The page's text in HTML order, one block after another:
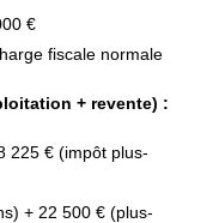
€
fiscale normale
+ revente) :
225 € (impôt plus-
+ 22 500 € (plus-